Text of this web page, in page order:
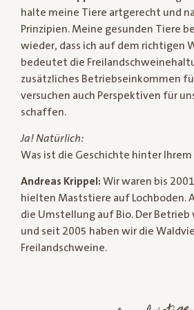
halte meine Tiere artgerecht und
Prinzipien. Meine gesunden Tiere
wieder, dass ich auf dem richtigen
bedeutet die
zusätzliches Betriebseinkommen
versuchen auch Perspektiven für
schaffen.
Ja! Natürlich:
Was ist die Geschichte hinter Ihrem
Andreas Krippel: Wir waren bis
hielten Maststiere auf Lochboden.
die Umstellung auf Bio. Der Betrieb
und seit 2005 haben wir die
Freilandschweine.